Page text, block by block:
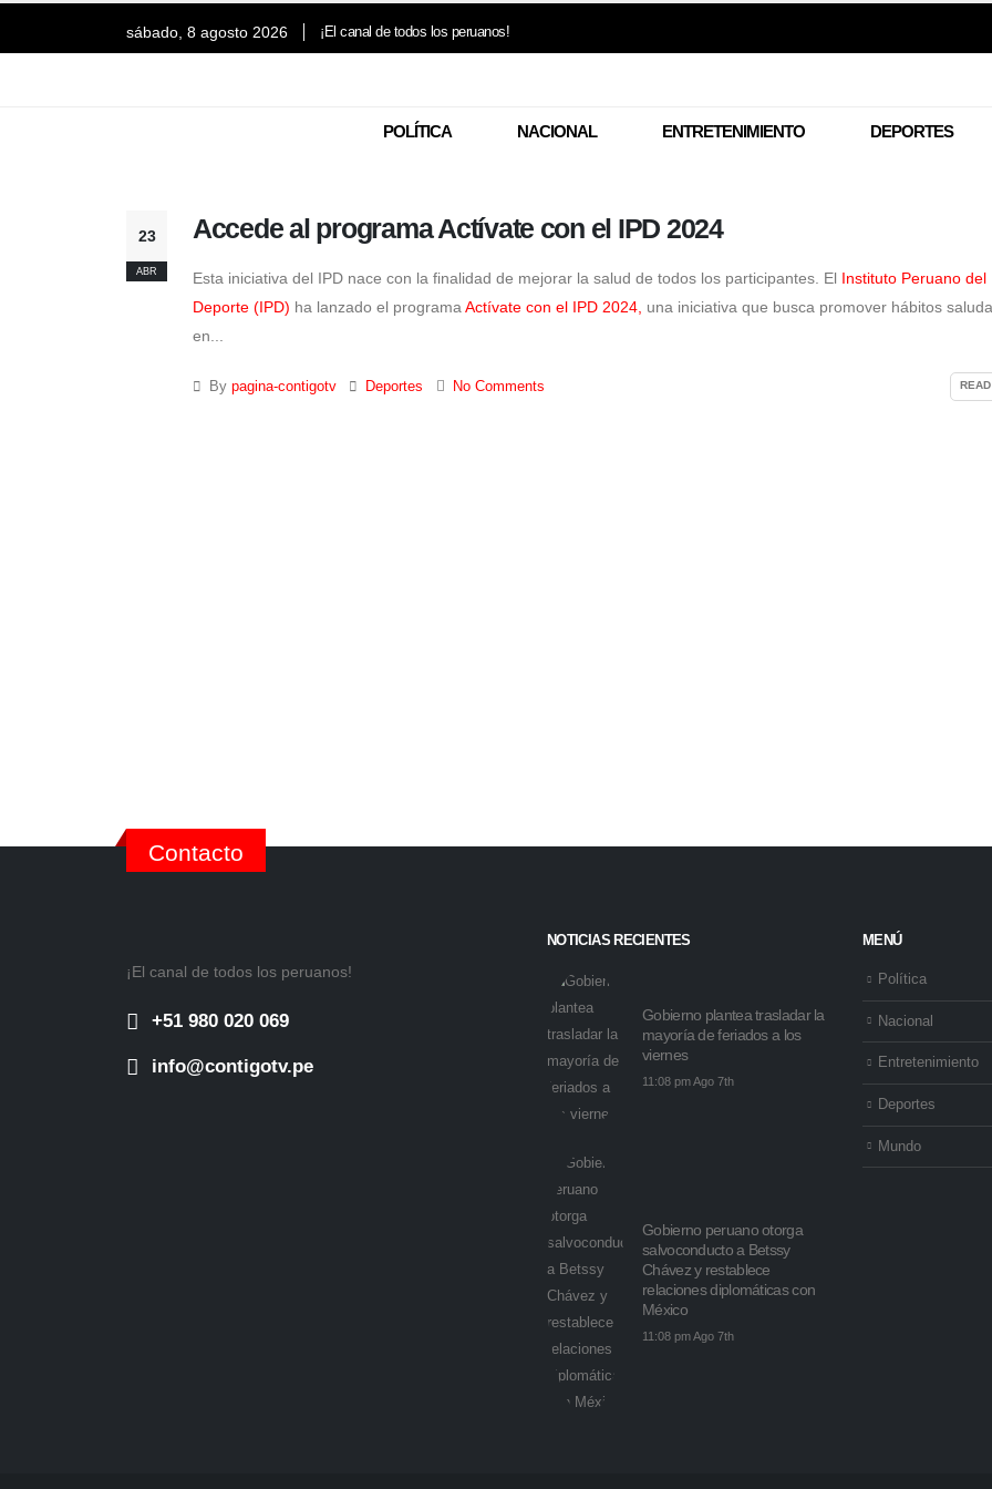
sábado, 8 agosto 2026 ¡El canal de todos los peruanos!
POLÍTICA NACIONAL ENTRETENIMIENTO DEPORTES
23
ABR
Accede al programa Actívate con el IPD 2024
Esta iniciativa del IPD nace con la finalidad de mejorar la salud de todos los participantes. El Instituto Peruano del
Deporte (IPD) ha lanzado el programa Actívate con el IPD 2024, una iniciativa que busca promover hábitos
en...
By pagina-contigotv Deportes No Comments
Contacto
¡El canal de todos los peruanos!
+51 980 020 069
info@contigotv.pe
NOTICIAS RECIENTES
Gobierno plantea trasladar la
mayoría de feriados a los
viernes
11:08 pm Ago 7th
Gobierno peruano otorga
salvoconducto a Betssy
Chávez y restablece
relaciones diplomáticas con
México
11:08 pm Ago 7th
MENÚ
Política
Nacional
Entretenimiento
Deportes
Mundo